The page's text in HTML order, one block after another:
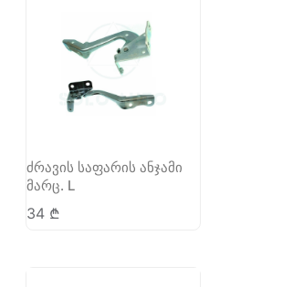
ძრავის საფარის ანჯამი
მარც. L
34 ₾